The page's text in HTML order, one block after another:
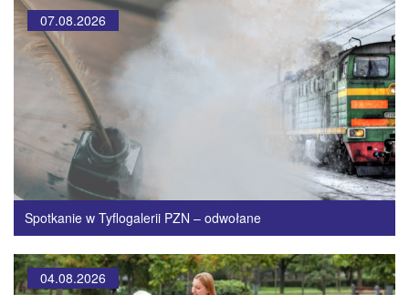
07.08.2026
Spotkanie w Tyflogalerii PZN – odwołane
04.08.2026